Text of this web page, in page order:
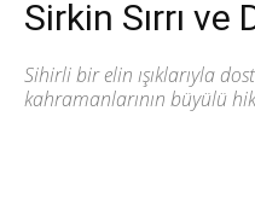
Sirkin Sırrı ve
Sihirli bir elin ışıklarıyla
kahramanlarının büyülü